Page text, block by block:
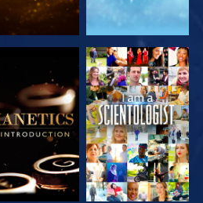
UTFORSKA
SERIEN
TITTA